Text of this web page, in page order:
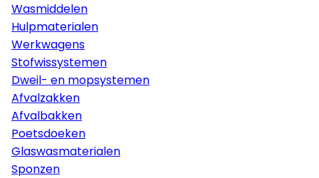
Wasmiddelen
Hulpmaterialen
Werkwagens
Stofwissystemen
Dweil- en mopsystemen
Afvalzakken
Afvalbakken
Poetsdoeken
Glaswasmaterialen
Sponzen